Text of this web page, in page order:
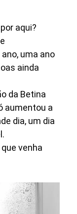
aqui?
uma ano
ainda
da Betina
aumentou a
dia, um dia
venha